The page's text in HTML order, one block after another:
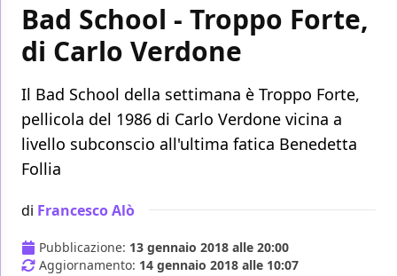
Bad School - Troppo Forte,
di Carlo Verdone
Il Bad School della settimana è Troppo Forte,
pellicola del 1986 di Carlo Verdone vicina a
livello subconscio all'ultima fatica Benedetta
Follia
di Francesco Alò
Pubblicazione: 13 gennaio 2018 alle 20:00
Aggiornamento: 14 gennaio 2018 alle 10:07